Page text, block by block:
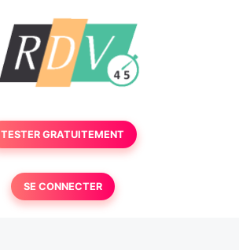
TESTER GRATUITEMENT
SE CONNECTER